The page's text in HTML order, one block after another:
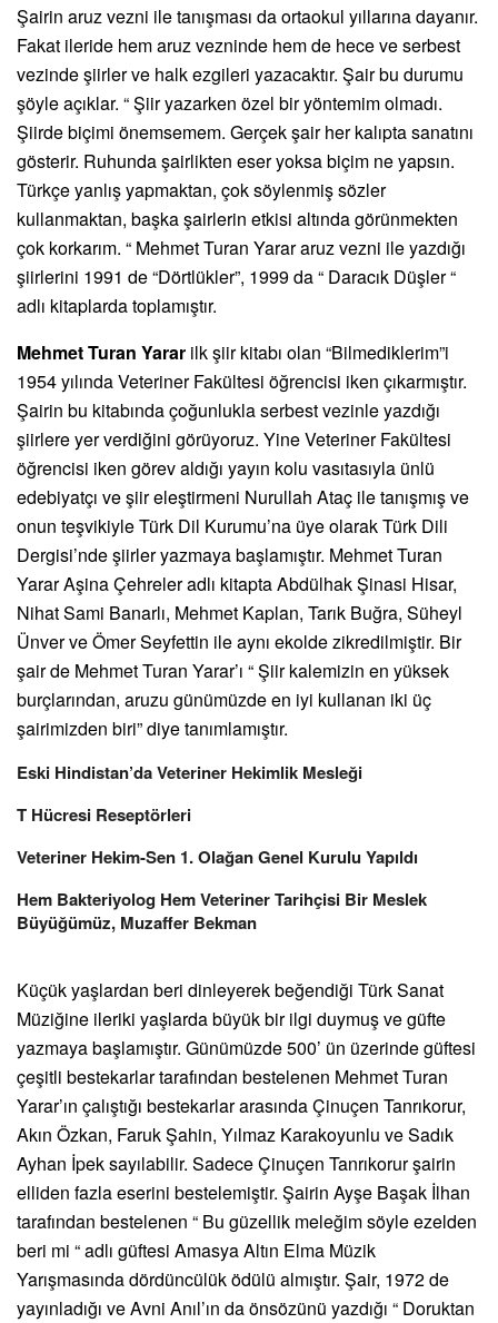
Şairin aruz vezni ile tanışması da ortaokul yıllarına dayanır.
Fakat ileride hem aruz vezninde hem de hece ve serbest
vezinde şiirler ve halk ezgileri yazacaktır. Şair bu durumu
şöyle açıklar. “ Şiir yazarken özel bir yöntemim olmadı.
Şiirde biçimi önemsemem. Gerçek şair her kalıpta sanatını
gösterir. Ruhunda şairlikten eser yoksa biçim ne yapsın.
Türkçe yanlış yapmaktan, çok söylenmiş sözler
kullanmaktan, başka şairlerin etkisi altında görünmekten
çok korkarım. “ Mehmet Turan Yarar aruz vezni ile yazdığı
şiirlerini 1991 de “Dörtlükler”, 1999 da “ Daracık Düşler “
adlı kitaplarda toplamıştır.
Mehmet Turan Yarar ilk şiir kitabı olan “Bilmediklerim”i
1954 yılında Veteriner Fakültesi öğrencisi iken çıkarmıştır.
Şairin bu kitabında çoğunlukla serbest vezinle yazdığı
şiirlere yer verdiğini görüyoruz. Yine Veteriner Fakültesi
öğrencisi iken görev aldığı yayın kolu vasıtasıyla ünlü
edebiyatçı ve şiir eleştirmeni Nurullah Ataç ile tanışmış ve
onun teşvikiyle Türk Dil Kurumu’na üye olarak Türk Dili
Dergisi’nde şiirler yazmaya başlamıştır. Mehmet Turan
Yarar Aşina Çehreler adlı kitapta Abdülhak Şinasi Hisar,
Nihat Sami Banarlı, Mehmet Kaplan, Tarık Buğra, Süheyl
Ünver ve Ömer Seyfettin ile aynı ekolde zikredilmiştir. Bir
şair de Mehmet Turan Yarar’ı “ Şiir kalemizin en yüksek
burçlarından, aruzu günümüzde en iyi kullanan iki üç
şairimizden biri” diye tanımlamıştır.
Eski Hindistan’da Veteriner Hekimlik Mesleği
T Hücresi Reseptörleri
Veteriner Hekim-Sen 1. Olağan Genel Kurulu Yapıldı
Hem Bakteriyolog Hem Veteriner Tarihçisi Bir Meslek
Büyüğümüz, Muzaffer Bekman
Küçük yaşlardan beri dinleyerek beğendiği Türk Sanat
Müziğine ileriki yaşlarda büyük bir ilgi duymuş ve güfte
yazmaya başlamıştır. Günümüzde 500’ ün üzerinde güftesi
çeşitli bestekarlar tarafından bestelenen Mehmet Turan
Yarar’ın çalıştığı bestekarlar arasında Çinuçen Tanrıkorur,
Akın Özkan, Faruk Şahin, Yılmaz Karakoyunlu ve Sadık
Ayhan İpek sayılabilir. Sadece Çinuçen Tanrıkorur şairin
elliden fazla eserini bestelemiştir. Şairin Ayşe Başak İlhan
tarafından bestelenen “ Bu güzellik meleğim söyle ezelden
beri mi “ adlı güftesi Amasya Altın Elma Müzik
Yarışmasında dördüncülük ödülü almıştır. Şair, 1972 de
yayınladığı ve Avni Anıl’ın da önsözünü yazdığı “ Doruktan